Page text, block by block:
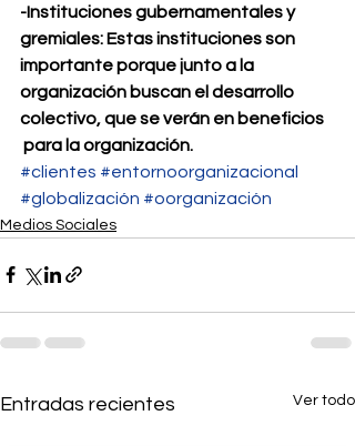
-Instituciones gubernamentales y
gremiales: Estas instituciones son
importante porque junto a la
organización buscan el desarrollo
colectivo, que se verán en beneficios
para la organización.
#clientes #entornoorganizacional
#globalización #oorganización
Medios Sociales
Entradas recientes Ver todo